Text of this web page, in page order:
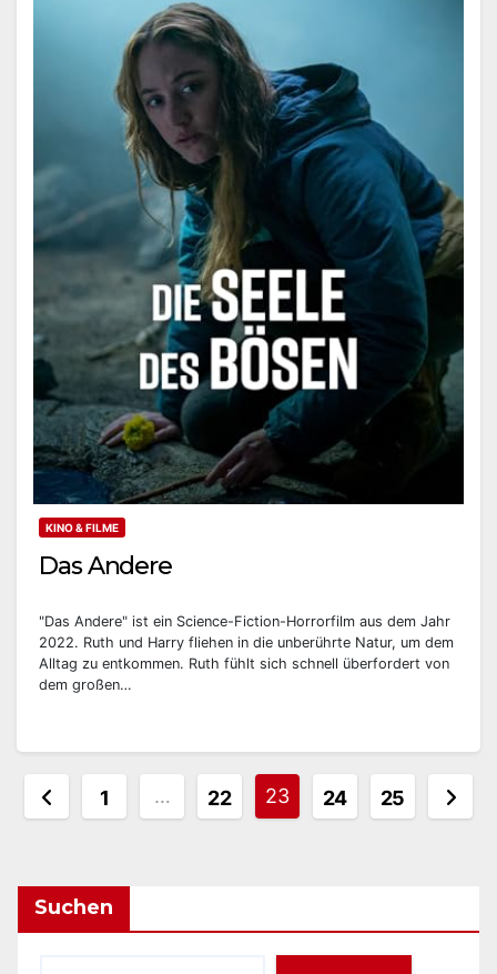
KINO & FILME
Das Andere
"Das Andere" ist ein Science-Fiction-Horrorfilm aus dem Jahr
2022. Ruth und Harry fliehen in die unberührte Natur, um dem
Alltag zu entkommen. Ruth fühlt sich schnell überfordert von
dem großen…
1 … 22 23 24 25
Suchen